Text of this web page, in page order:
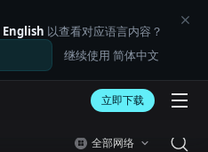
English 以查看对应语言内容？
继续使用 简体中文
立即下载
全部网络